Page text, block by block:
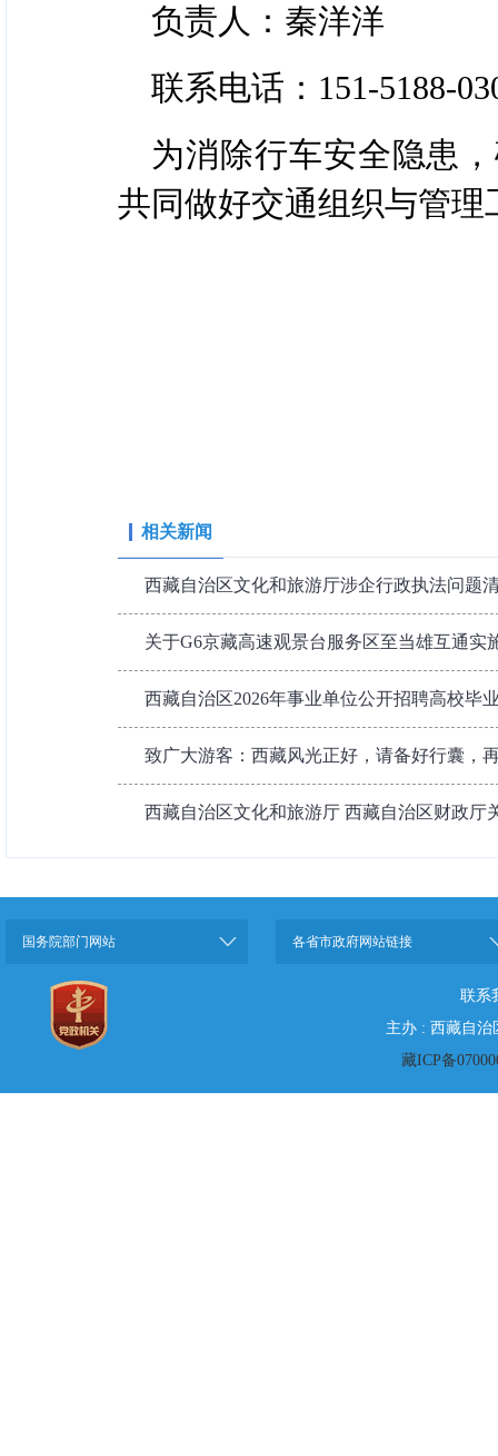
负责人：秦洋洋
联系电话：151-5188-
为消除行车安全隐患
共同做好交通组织与管理
相关新闻
西藏自治区文化和旅游厅涉企行政执法问题
关于G6京藏高速观景台服务区至当雄互通实
西藏自治区2026年事业单位公开招聘高校毕
致广大游客：西藏风光正好，请备好行囊，
西藏自治区文化和旅游厅 西藏自治区财政厅
国务院部门网站 各省市政府网站链接
联系
主办 : 西藏自治
藏ICP备